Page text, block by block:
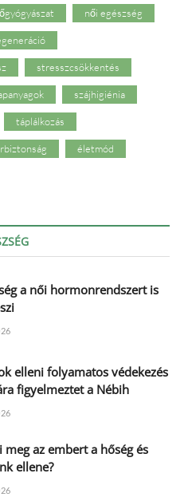
női egészség
stresszcsökkentés
szájhigiénia
táplálkozás
életmód
a női hormonrendszert is
elleni folyamatos védekezés
figyelmeztet a Nébih
meg az embert a hőség és
ellene?